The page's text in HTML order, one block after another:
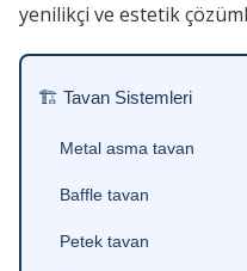
yenilikçi ve estetik
🏗 Tavan Sistemleri
Metal asma tavan
Baffle tavan
Petek tavan